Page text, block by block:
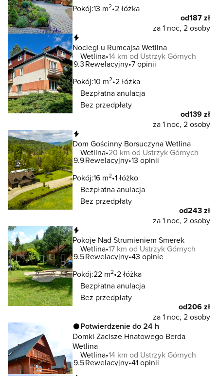
Pokój:13 m2 2 łóżka
od187 zł
za 1 noc, 2 osoby
Noclegi u Rumcajsa Wetlina
Wetlina 14 km od Ustrzyk Górnych
9.3Rewelacyjny 7 opinii
Pokój:10 m2 2 łóżka
Bezpłatna anulacja
Bez przedpłaty
od139 zł
za 1 noc, 2 osoby
Dom Gościnny Borsuczyna Wetlina
Wetlina 20 km od Ustrzyk Górnych
9.9Rewelacyjny 13 opinii
Pokój:16 m2 1 łóżko
Bezpłatna anulacja
Bez przedpłaty
od243 zł
za 1 noc, 2 osoby
Pokoje Nad Strumieniem Smerek
Wetlina 17 km od Ustrzyk Górnych
9.5Rewelacyjny 43 opinie
Pokój:22 m2 2 łóżka
Bezpłatna anulacja
Bez przedpłaty
od206 zł
za 1 noc, 2 osoby
Potwierdzenie do 24 h
Domki Zacisze Hnatowego Berda
Wetlina
Wetlina 14 km od Ustrzyk Górnych
9.5Rewelacyjny 41 opinii